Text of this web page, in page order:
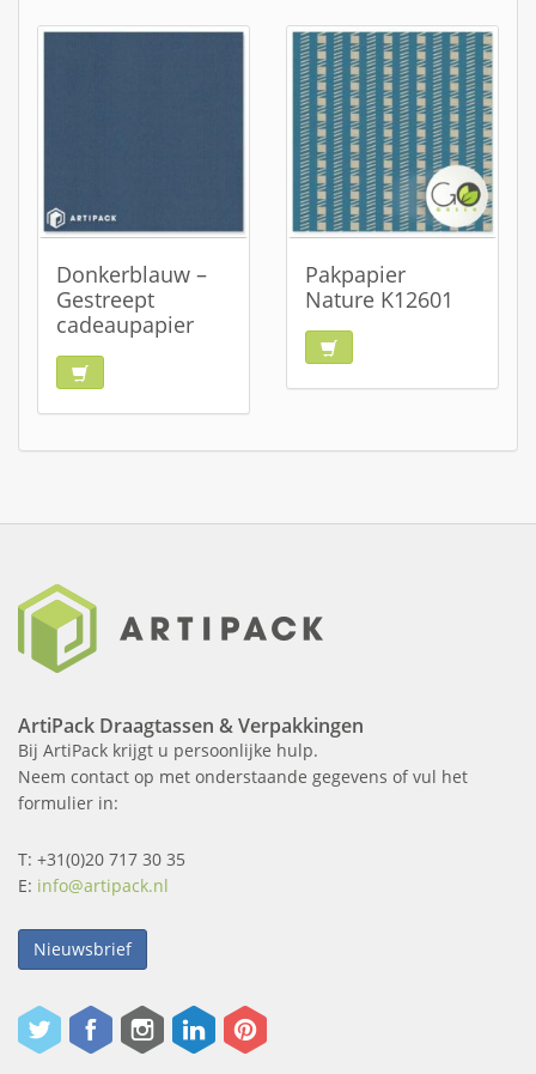
Donkerblauw –
Gestreept
cadeaupapier
Pakpapier
Nature K12601
ArtiPack Draagtassen & Verpakkingen
Bij ArtiPack krijgt u persoonlijke hulp.
Neem contact op met onderstaande gegevens of vul het
formulier in:
T: +31(0)20 717 30 35
E: info@artipack.nl
Nieuwsbrief